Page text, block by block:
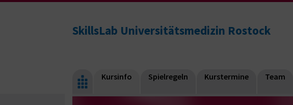
SkillsLab Universitätsmedizin Rostock
Kursinfo Spielregeln Kurstermine Team